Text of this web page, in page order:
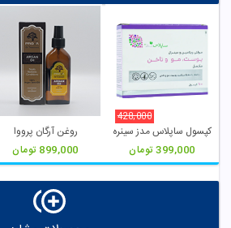
کپسول ساپلاس مدز سینره
428,000
399,000 تومان
روغن آرگان پرووا
899,000 تومان